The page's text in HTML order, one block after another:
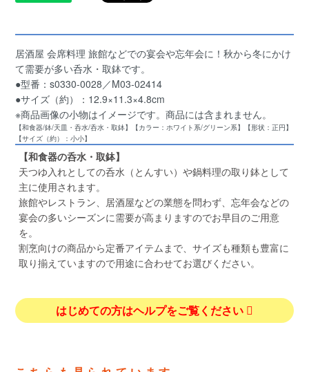
居酒屋 会席料理 旅館などでの宴会や忘年会に！秋から冬にかけ
て需要が多い呑水・取鉢です。
●型番：s0330-0028／M03-02414
●サイズ（約）：12.9×11.3×4.8cm
※商品画像の小物はイメージです。商品には含まれません。
【和食器/鉢/天皿・呑水/呑水・取鉢】【カラー：ホワイト系/グリーン系】【形状：正円】
【サイズ（約）：小小】
【和食器の呑水・取鉢】
天つゆ入れとしての呑水（とんすい）や鍋料理の取り鉢として
主に使用されます。
旅館やレストラン、居酒屋などの業態を問わず、忘年会などの
宴会の多いシーズンに需要が高まりますのでお早目のご用意
を。
割烹向けの商品から定番アイテムまで、サイズも種類も豊富に
取り揃えていますので用途に合わせてお選びください。
はじめての方はヘルプをご覧ください